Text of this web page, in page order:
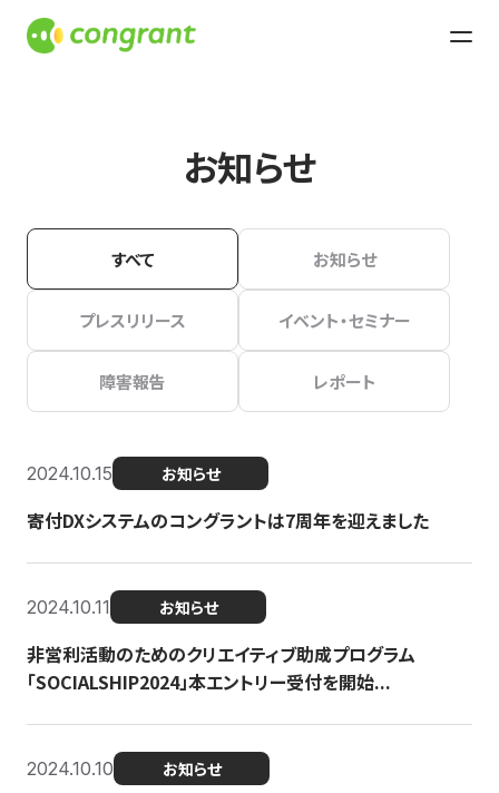
お知らせ
すべて お知らせ
プレスリリース イベント・セミナー
障害報告 レポート
2024.10.15 お知らせ
寄付DXシステムのコングラントは7周年を迎えました
2024.10.11 お知らせ
非営利活動のためのクリエイティブ助成プログラム
「SOCIALSHIP2024」本エントリー受付を開始...
2024.10.10 お知らせ